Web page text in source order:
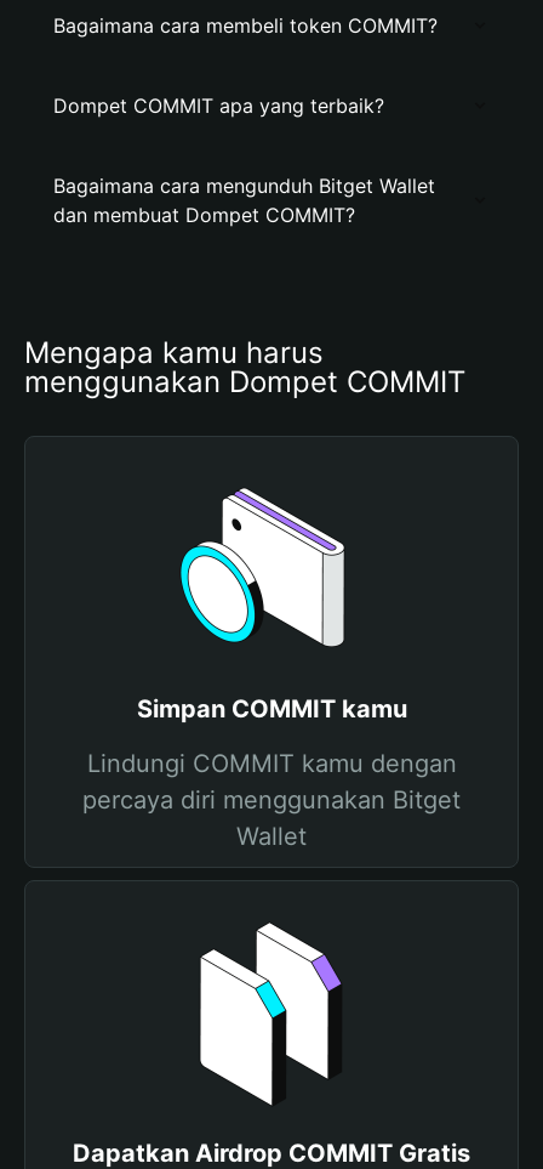
Bagaimana cara membeli token COMMIT?
Dompet COMMIT apa yang terbaik?
Bagaimana cara mengunduh Bitget Wallet
dan membuat Dompet COMMIT?
Mengapa kamu harus
menggunakan Dompet COMMIT
Simpan COMMIT kamu
Lindungi COMMIT kamu dengan
percaya diri menggunakan Bitget
Wallet
Dapatkan Airdrop COMMIT Gratis